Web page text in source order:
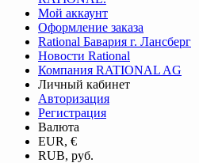
Мой аккаунт
Оформление заказа
Rational Бавария г. Лансберг
Новости Rational
Компания RATIONAL AG
Личный кабинет
Авторизация
Регистрация
Валюта
EUR, €
RUB, руб.